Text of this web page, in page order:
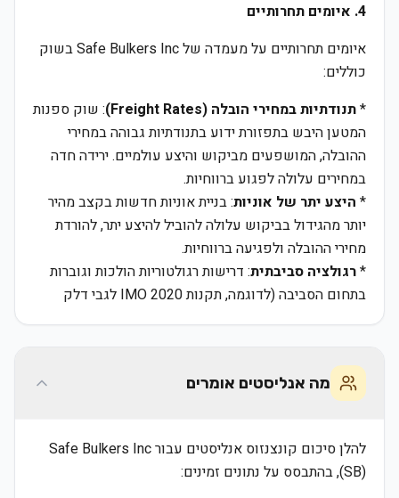
4. איומים תחרותיים
איומים תחרותיים על מעמדה של Safe Bulkers Inc בשוק
כוללים:
*תנודתיות במחירי הובלה (Freight Rates)
: שוק ספנות
המטען היבש בתפזורת ידוע בתנודתיות גבוהה במחירי
ההובלה, המושפעים מביקוש והיצע עולמיים. ירידה חדה
במחירים עלולה לפגוע ברווחיות.
* היצע יתר של אוניות: בניית אוניות חדשות בקצב מהיר
יותר מהגידול בביקוש עלולה להוביל להיצע יתר, להורדת
מחירי ההובלה ולפגיעה ברווחיות.
*רגולציה סביבתית: דרישות רגולטוריות הולכות וגוברות
בתחום הסביבה (לדוגמה, תקנות IMO 2020 לגבי דלק
מה אנליסטים אומרים
להלן סיכום קונצנזוס אנליסטים עבור Safe Bulkers Inc
(SB), בהתבסס על נתונים זמינים: